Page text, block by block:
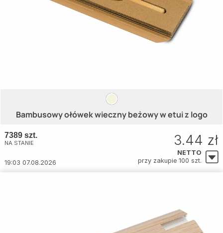
Bambusowy ołówek wieczny beżowy w etui z logo
7389 szt.
NA STANIE
19:03 07.08.2026
3.44 zł
NETTO
przy zakupie 100 szt.